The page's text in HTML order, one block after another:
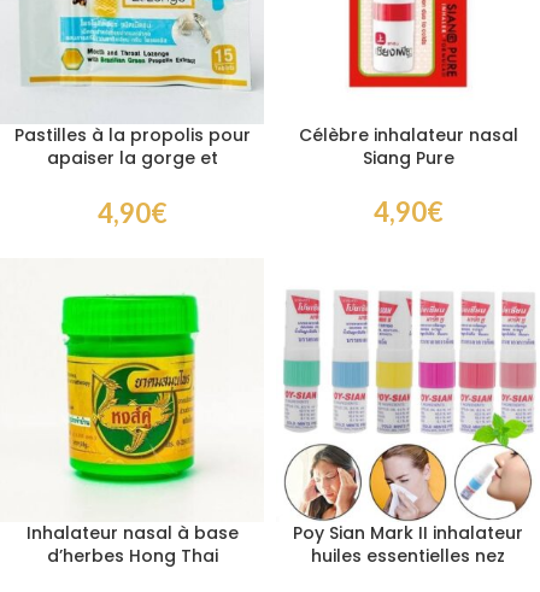
Pastilles à la propolis pour
apaiser la gorge et
respiratoire
4,90€
Célèbre inhalateur nasal
Siang Pure
4,90€
Inhalateur nasal à base
d’herbes Hong Thai
Poy Sian Mark II inhalateur
huiles essentielles nez